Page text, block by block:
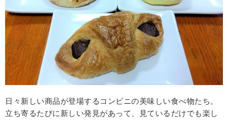
日々新しい商品が登場するコンビニの美味しい食べ物たち。
立ち寄るたびに新しい発見があって、見ているだけでも楽し